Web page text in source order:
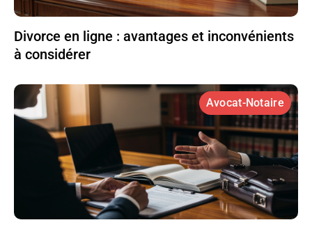
Divorce en ligne : avantages et inconvénients
à considérer
Avocat-Notaire